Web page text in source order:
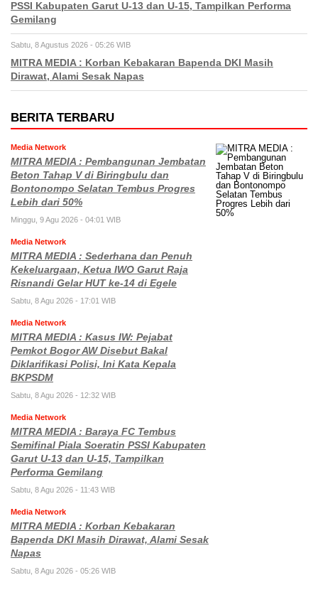
PSSI Kabupaten Garut U-13 dan U-15, Tampilkan Performa
Gemilang
Sabtu, 8 Agustus 2026 - 05:26 WIB
MITRA MEDIA : Korban Kebakaran Bapenda DKI Masih
Dirawat, Alami Sesak Napas
BERITA TERBARU
Media Network
MITRA MEDIA : Pembangunan Jembatan
Beton Tahap V di Biringbulu dan
Bontonompo Selatan Tembus Progres
Lebih dari 50%
Minggu, 9 Agu 2026 - 04:01 WIB
Media Network
MITRA MEDIA : Sederhana dan Penuh
Kekeluargaan, Ketua IWO Garut Raja
Risnandi Gelar HUT ke-14 di Egele
Sabtu, 8 Agu 2026 - 17:01 WIB
Media Network
MITRA MEDIA : Kasus IW: Pejabat
Pemkot Bogor AW Disebut Bakal
Diklarifikasi Polisi, Ini Kata Kepala
BKPSDM
Sabtu, 8 Agu 2026 - 12:32 WIB
Media Network
MITRA MEDIA : Baraya FC Tembus
Semifinal Piala Soeratin PSSI Kabupaten
Garut U-13 dan U-15, Tampilkan
Performa Gemilang
Sabtu, 8 Agu 2026 - 11:43 WIB
Media Network
MITRA MEDIA : Korban Kebakaran
Bapenda DKI Masih Dirawat, Alami Sesak
Napas
Sabtu, 8 Agu 2026 - 05:26 WIB